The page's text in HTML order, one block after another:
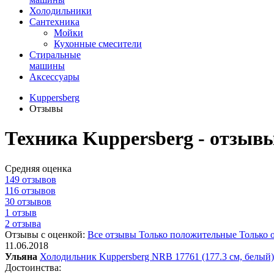
Холодильники
Сантехника
Мойки
Кухонные смесители
Стиральные
машины
Аксессуары
Kuppersberg
Отзывы
Техника Kuppersberg -
Средняя оценка
149 отзывов
116 отзывов
30 отзывов
1 отзыв
2 отзыва
Отзывы с оценкой: Все отзывы Только положительные Только
11.06.2018
Ульяна Холодильник Kuppersberg NRB 17761 (177.3 см, белый)
Достоинства: